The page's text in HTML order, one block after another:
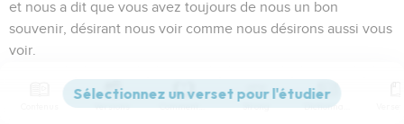
et nous a dit que vous avez toujours de nous un bon
souvenir, désirant nous voir comme nous désirons aussi vous
voir.
En conséquence, frères, au milieu de toutes nos calamités
et de nos tribulations, nous avons été consolés à votre sujet,
Versions Commentaires Strong